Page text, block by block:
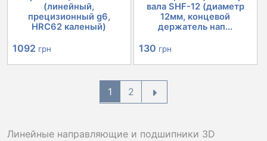
(линейный,
прецизионный g6,
HRC62 каленый)
1092 грн
вала SHF-12 (диаметр
12мм, концевой
держатель нап...
130 грн
1 2
Линейные направляющие и подшипники 3D